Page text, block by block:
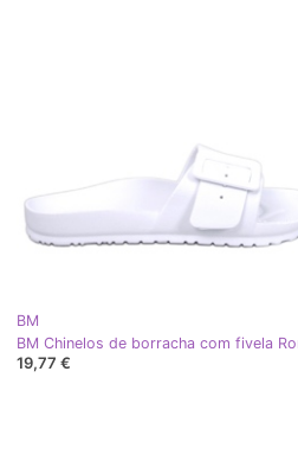
BM
19,77 €